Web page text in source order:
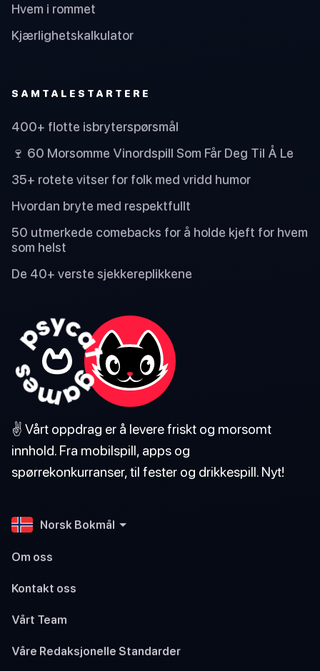
Hvem i rommet
Kjærlighetskalkulator
SAMTALESTARTERE
400+ flotte isbryterspørsmål
🍷 60 Morsomme Vinordspill Som Får Deg Til Å Le
35+ rotete vitser for folk med vridd humor
Hvordan bryte med respektfullt
50 utmerkede comebacks for å holde kjeft for hvem
som helst
De 40+ verste sjekkereplikkene
✌️ Vårt oppdrag er å levere friskt og morsomt
innhold. Fra mobilspill, apps og
spørrekonkurranser, til fester og drikkespill. Nyt!
Norsk Bokmål
Om oss
Kontakt oss
Vårt Team
Våre Redaksjonelle Standarder